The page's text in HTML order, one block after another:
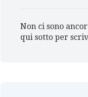
Non ci sono
qui sotto per